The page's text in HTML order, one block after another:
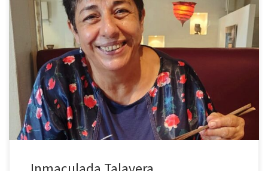
La afición a la fotografía no me viene de la infancia, crecí en un
pueblo pequeño donde más allá de la foto de comunión y las
típicas ambulantes en la […]